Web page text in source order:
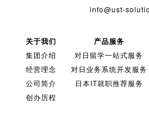
info@ust-
关于我们
集团介绍
经营理念
公司简介
创办历程
产品服务
对日留学一站式服务
对日业务系统开发服务
日本IT就职推荐服务